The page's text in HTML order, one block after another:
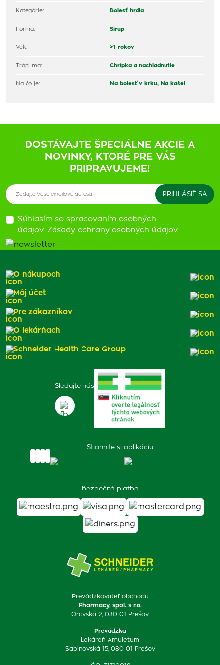
Kategórie: Bolesť hrdla
Forma: Sirup
Vek: >1 rokov
Trápi ma: Chrípka a nachladnutie
Na čo je: Na bolesť v krku, Na kašel
DOSTÁVAJTE ŠPECIÁLNE AKCIE A
NOVINKY, KTORÉ PRE VÁS
PRIPRAVUJEME!
Súhlasím so spracovaním osobných
údajov. Zásady ochrany osobných údajov.
Prevádzkovateľ obchodu
Pharmacy, spol. s r.o.
Oravská 2, 080 01 Prešov
Prevádzka
Lekáreň Amuletum
Sabinovská 15, 080 01 Prešov
Sledujte nás
Stiahnite si aplikáciu
Bezpečná platba
O nákupoch
Môj účet
Pre zákazníkov
O lekárňach
Schneider Health Care Group